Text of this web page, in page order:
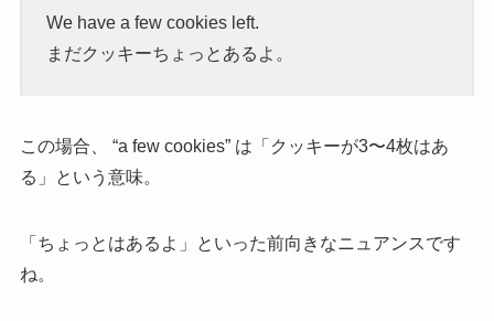
We have a few cookies left.
まだクッキーちょっとあるよ。
この場合、 “a few cookies” は「クッキーが3〜4枚はあ
る」という意味。
「ちょっとはあるよ」といった前向きなニュアンスです
ね。